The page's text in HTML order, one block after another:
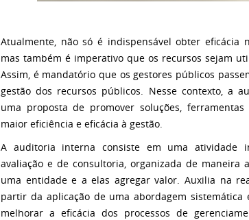
Atualmente, não só é indispensável obter eficácia
mas também é imperativo que os recursos sejam
Assim, é mandatório que os gestores públicos
gestão dos recursos públicos. Nesse contexto, a
uma proposta de promover soluções,
maior eficiência e eficácia à gestão.
A auditoria interna consiste em uma atividade
avaliação e de consultoria, organizada de maneira
uma entidade e a elas agregar valor. Auxilia na
partir da aplicação de uma abordagem
melhorar a eficácia dos processos de